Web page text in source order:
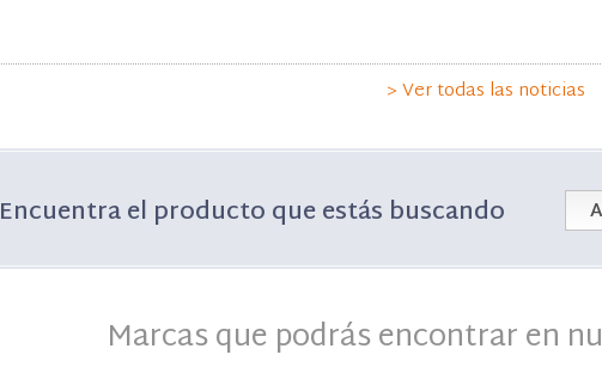
> Ver todas las noticias
Encuentra el producto que estás buscando
Marcas que podrás encontrar en